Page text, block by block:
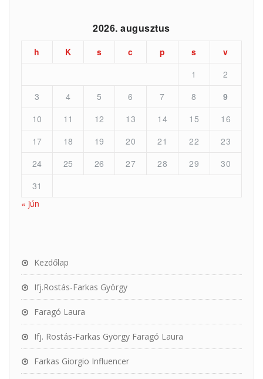
2026. augusztus
h K s c p s
v
1
2
3
4 5 6 7 8
9
10
11 12 13 14 15
16
17
18 19 20 21 22
23
24
25 26 27 28 29
30
31
« jún
Kezdőlap
Ifj.Rostás-Farkas György
Faragó Laura
Ifj. Rostás-Farkas György Faragó Laura
Farkas Giorgio Influencer